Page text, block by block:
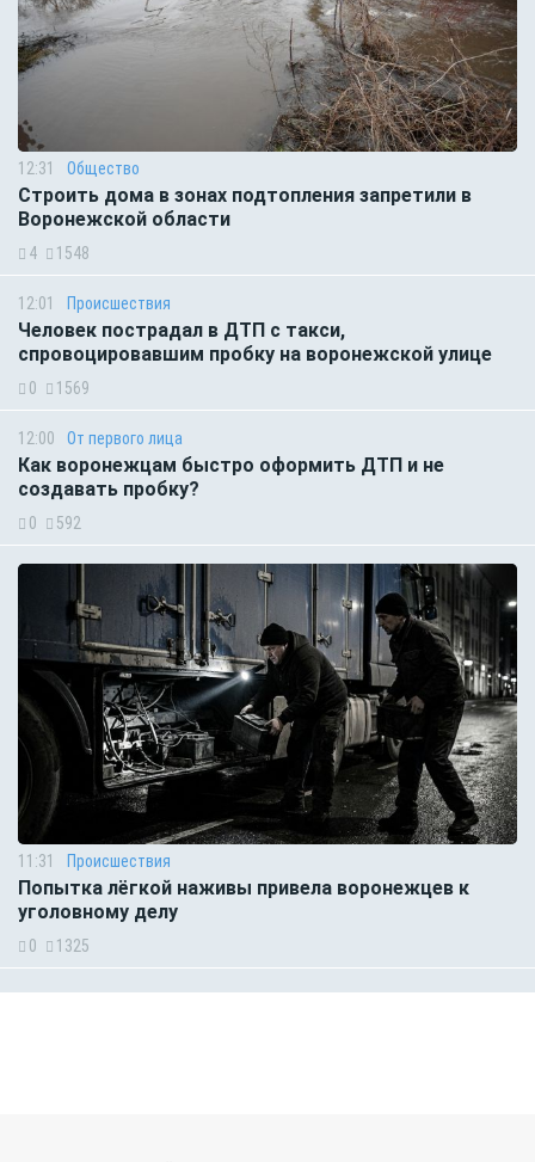
12:31 Общество
Строить дома в зонах подтопления запретили в
Воронежской области
4 1548
12:01 Происшествия
Человек пострадал в ДТП с такси,
спровоцировавшим пробку на воронежской улице
0 1569
12:00 От первого лица
Как воронежцам быстро оформить ДТП и не
создавать пробку?
0 592
11:31 Происшествия
Попытка лёгкой наживы привела воронежцев к
уголовному делу
0 1325